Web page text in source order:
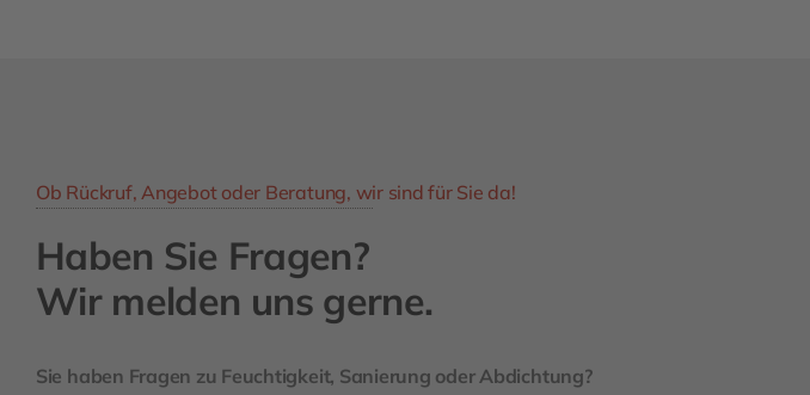
Ob Rückruf, Angebot oder Beratung, wir sind für Sie da!
Haben Sie Fragen?
Wir melden uns gerne.
Sie haben Fragen zu Feuchtigkeit, Sanierung oder Abdichtung?